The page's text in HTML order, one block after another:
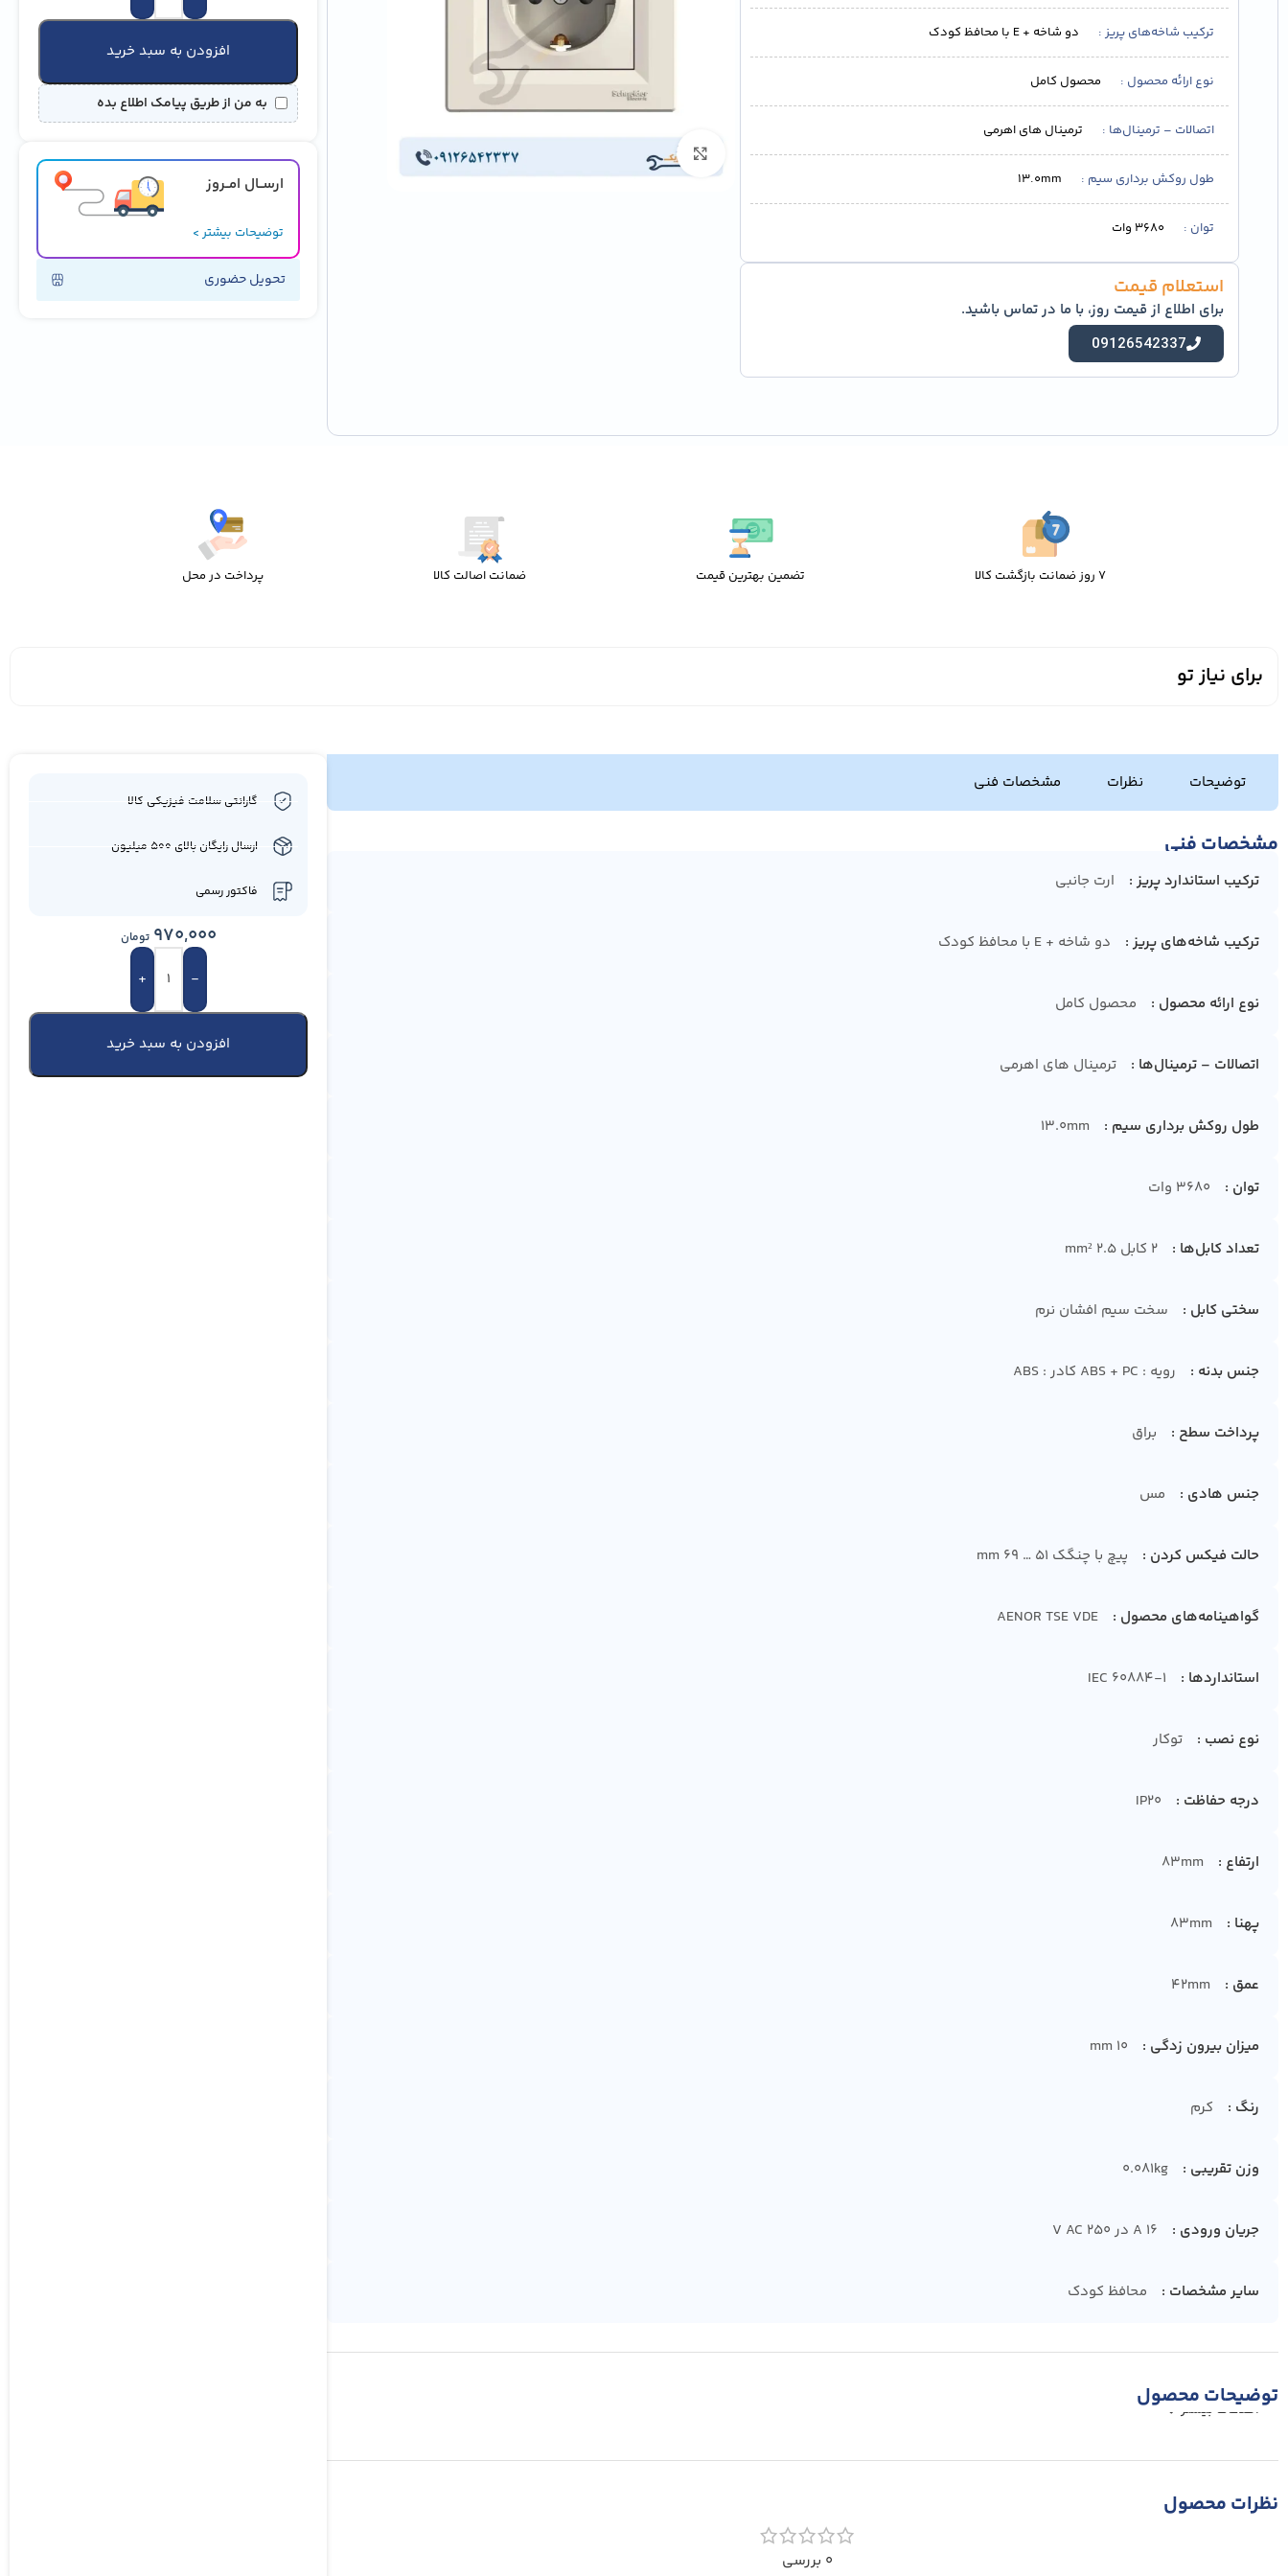
ترکیب شاخه‌های پریز دو شاخه + E با محافظ کودک
نوع ارائه محصول محصول کامل
اتصالات – ترمینال‌ها ترمینال های اهرمی
طول روکش برداری سیم 13.0mm
توان 3680 وات
استعلام قیمت
برای اطلاع از قیمت روز، با ما در تماس باشید.
09126542337
برای بزرگنمایی کلیک کنید
افزودن به سبد خرید
به من از طریق پیامک اطلاع بده
ارســال امــروز
توضیحات بیشتر >
تحویل حضوری
7 روز ضمانت بازگشت کالا تضمین بهترین قیمت ضمانت اصالت کالا پرداخت در محل
برای نیاز تو
توضیحات نظرات مشخصات فنی
مشخصات فنی
ترکیب استاندارد پریز ارت جانبی
ترکیب شاخه‌های پریز دو شاخه + E با محافظ کودک
نوع ارائه محصول محصول کامل
اتصالات – ترمینال‌ها ترمینال های اهرمی
طول روکش برداری سیم 13.0mm
توان 3680 وات
تعداد کابل‌ها 2 کابل 2.5 mm²
سختی کابل سخت سیم افشان نرم
جنس بدنه رویه : ABS + PC کادر : ABS
پرداخت سطح براق
جنس هادی مس
حالت فیکس کردن پیچ با چنگک 51 … 69 mm
گواهینامه‌های محصول AENOR TSE VDE
استانداردها IEC 60884-1
نوع نصب توکار
درجه حفاظت IP20
ارتفاع 83mm
پهنا 83mm
عمق 42mm
میزان بیرون زدگی 10 mm
رنگ کرم
وزن تقریبی 0.081kg
جریان ورودی 16 A در 250 V AC
سایر مشخصات محافظ کودک
توضیحات محصول
اطلاعات بیشتر
نظرات محصول
0 بررسی
گارانتی سلامت فیزیکی کالا
ارسال رایگان بالای 500 میلیون
فاکتور رسمی
970,000 تومان
-
+
افزودن به سبد خرید